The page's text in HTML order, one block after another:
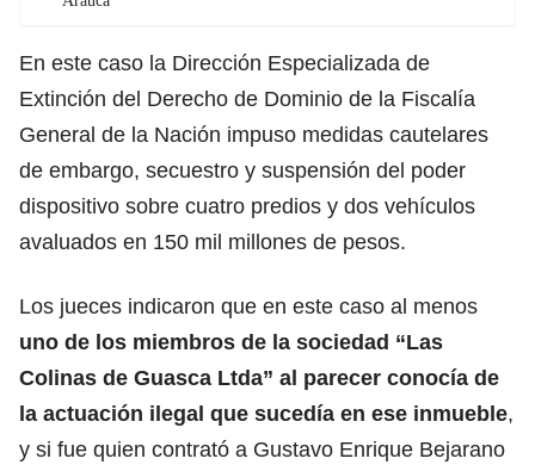
En este caso la Dirección Especializada de
Extinción del Derecho de Dominio de la Fiscalía
General de la Nación impuso medidas cautelares
de embargo, secuestro y suspensión del poder
dispositivo sobre cuatro predios y dos vehículos
avaluados en 150 mil millones de pesos.
Los jueces indicaron que en este caso al menos
uno de los miembros de la sociedad “Las
Colinas de Guasca Ltda” al parecer conocía de
la actuación ilegal que sucedía en ese inmueble,
y si fue quien contrató a Gustavo Enrique Bejarano